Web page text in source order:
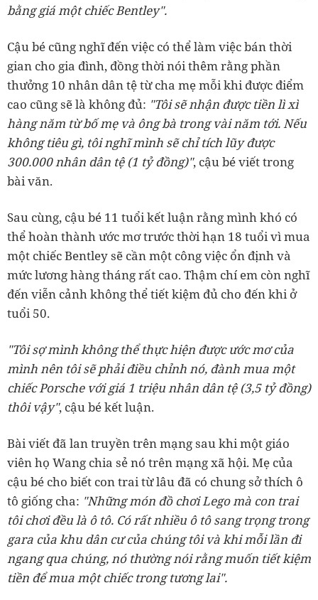
bằng giá một chiếc Bentley".
Cậu bé cũng nghĩ đến việc có thể làm việc bán thời
gian cho gia đình, đồng thời nói thêm rằng phần
thưởng 10 nhân dân tệ từ cha mẹ mỗi khi được điểm
cao cũng sẽ là không đủ: "Tôi sẽ nhận được tiền lì xì
hàng năm từ bố mẹ và ông bà trong vài năm tới. Nếu
không tiêu gì, tôi nghĩ mình sẽ chỉ tích lũy được
300.000 nhân dân tệ (1 tỷ đồng)", cậu bé viết trong
bài văn.
Sau cùng, cậu bé 11 tuổi kết luận rằng mình khó có
thể hoàn thành ước mơ trước thời hạn 18 tuổi vì mua
một chiếc Bentley sẽ cần một công việc ổn định và
mức lương hàng tháng rất cao. Thậm chí em còn nghĩ
đến viễn cảnh không thể tiết kiệm đủ cho đến khi ở
tuổi 50.
"Tôi sợ mình không thể thực hiện được ước mơ của
mình nên tôi sẽ phải điều chỉnh nó, đành mua một
chiếc Porsche với giá 1 triệu nhân dân tệ (3,5 tỷ đồng)
thôi vậy", cậu bé kết luận.
Bài viết đã lan truyền trên mạng sau khi một giáo
viên họ Wang chia sẻ nó trên mạng xã hội. Mẹ của
cậu bé cho biết con trai từ lâu đã có chung sở thích ô
tô giống cha: "Những món đồ chơi Lego mà con trai
tôi chơi đều là ô tô. Có rất nhiều ô tô sang trọng trong
gara của khu dân cư của chúng tôi và khi mỗi lần đi
ngang qua chúng, nó thường nói rằng muốn tiết kiệm
tiền để mua một chiếc trong tương lai".